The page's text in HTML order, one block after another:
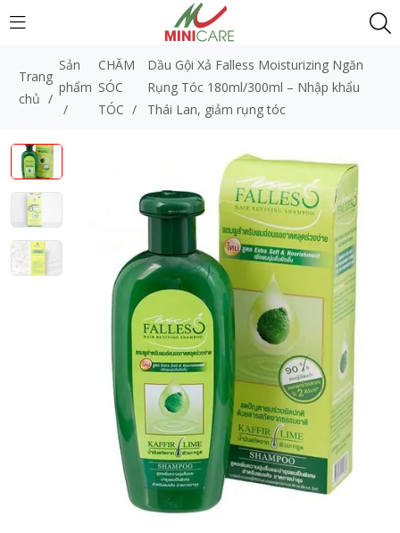
Trang
chủ /
Sản
phẩm
/
CHĂM
SÓC
TÓC /
Dầu Gội Xả Falless Moisturizing Ngăn
Rụng Tóc 180ml/300ml – Nhập khẩu
Thái Lan, giảm rụng tóc